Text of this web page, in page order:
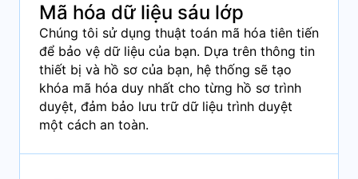
Mã hóa dữ liệu sáu lớp
Chúng tôi sử dụng thuật toán mã hóa tiên tiến
để bảo vệ dữ liệu của bạn. Dựa trên thông tin
thiết bị và hồ sơ của bạn, hệ thống sẽ tạo
khóa mã hóa duy nhất cho từng hồ sơ trình
duyệt, đảm bảo lưu trữ dữ liệu trình duyệt
một cách an toàn.